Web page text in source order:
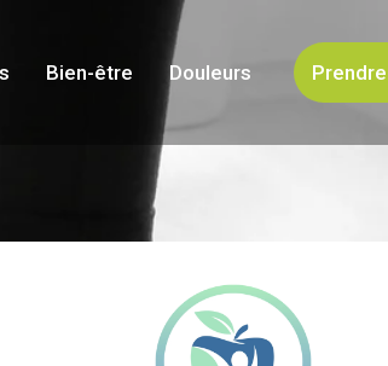
Bien-être Douleurs